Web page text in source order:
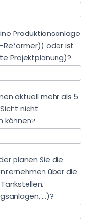
Produktionsanlage
Reformer)) oder ist
Projektplanung)?
aktuell mehr als 5
nicht
können?
planen Sie die
über die
...)?